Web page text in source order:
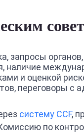
запросы
наличие
и оценкой
переговоры с
систему CCF,
по